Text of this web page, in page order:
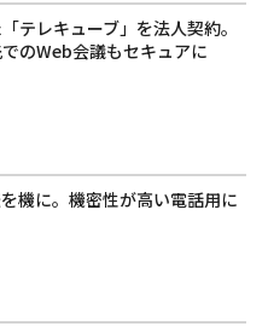
テレキューブ」を法人契約。
のWeb会議もセキュアに
機に。機密性が高い電話用に